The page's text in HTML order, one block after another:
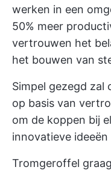
werken in een
50% meer
vertrouwen het
het bouwen van
Simpel gezegd zal
op basis van
om de koppen bij
innovatieve
Tromgeroffel